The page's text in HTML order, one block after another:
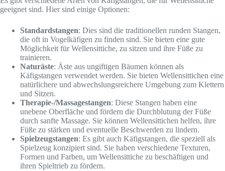
geeignet sind. Hier sind einige Optionen:
Standardstangen: Dies sind die traditionellen runden Stangen,
die oft in Vogelkäfigen zu finden sind. Sie bieten eine gute
Möglichkeit für Wellensittiche, zu sitzen und ihre Füße zu
trainieren.
Naturäste: Äste aus ungiftigen Bäumen können als
Käfigstangen verwendet werden. Sie bieten Wellensittichen eine
natürlichere und abwechslungsreichere Umgebung zum Klettern
und Sitzen.
Therapie-/Massagestangen: Diese Stangen haben eine
unebene Oberfläche und fördern die Durchblutung der Füße
durch sanfte Massage. Sie können Wellensittichen helfen, ihre
Füße zu stärken und eventuelle Beschwerden zu lindern.
Spielzeugstangen: Es gibt auch Käfigstangen, die speziell als
Spielzeug konzipiert sind. Sie haben verschiedene Texturen,
Formen und Farben, um Wellensittiche zu beschäftigen und
ihren Spieltrieb zu fördern.